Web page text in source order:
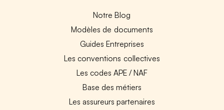
Notre Blog
Modèles de documents
Guides Entreprises
Les conventions collectives
Les codes APE / NAF
Base des métiers
Les assureurs partenaires